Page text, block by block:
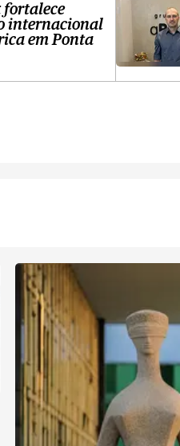
fortalece
internacional
em Ponta